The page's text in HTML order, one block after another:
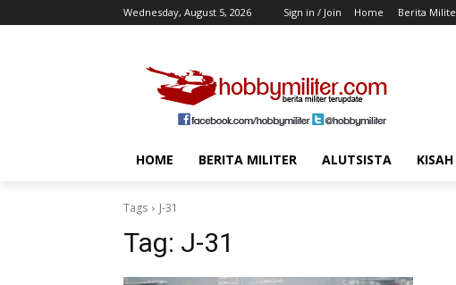
Wednesday, August 5, 2026 Sign in / Join Home Berita
HOME BERITA MILITER ALUTSISTA
Tags J-31
Tag: J-31